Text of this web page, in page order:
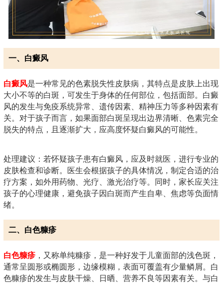
一、白癜风
白癜风是一种常见的色素脱失性皮肤病，其特点是皮肤上出现
大小不等的白斑，可发生于身体的任何部位，包括面部。白癜
风的发生与免疫系统异常、遗传因素、精神压力等多种因素有
关。对于孩子而言，如果面部白斑呈现出边界清晰、色素完全
脱失的特点，且逐渐扩大，应高度怀疑白癜风的可能性。
处理建议：若怀疑孩子患有白癜风，应及时就医，进行专业的
皮肤检查和诊断。医生会根据孩子的具体情况，制定合适的治
疗方案，如外用药物、光疗、激光治疗等。同时，家长应关注
孩子的心理健康，避免孩子因白斑而产生自卑、焦虑等负面情
绪。
二、白色糠疹
白色糠疹，又称单纯糠疹，是一种好发于儿童面部的浅色斑，
通常呈圆形或椭圆形，边缘模糊，表面可覆盖有少量鳞屑。白
色糠疹的发生与皮肤干燥、日晒、营养不良等因素有关。与白